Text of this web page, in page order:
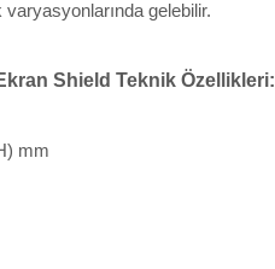
varyasyonlarında gelebilir.
Shield Teknik Özellikleri:
mm